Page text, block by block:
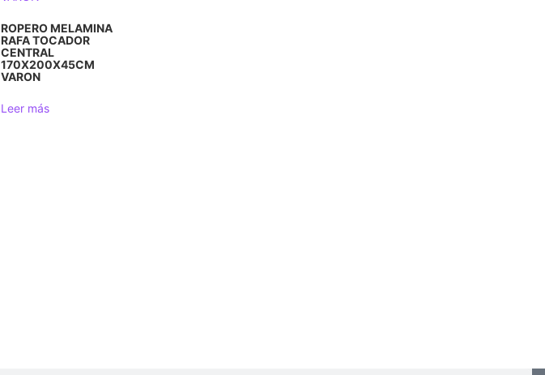
ROPERO MELAMINA
RAFA TOCADOR
CENTRAL
170X200X45CM
VARON
Leer más